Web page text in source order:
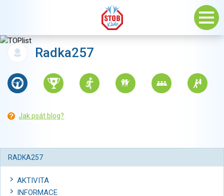
Radka257
Jak psát blog?
RADKA257
AKTIVITA
INFORMACE